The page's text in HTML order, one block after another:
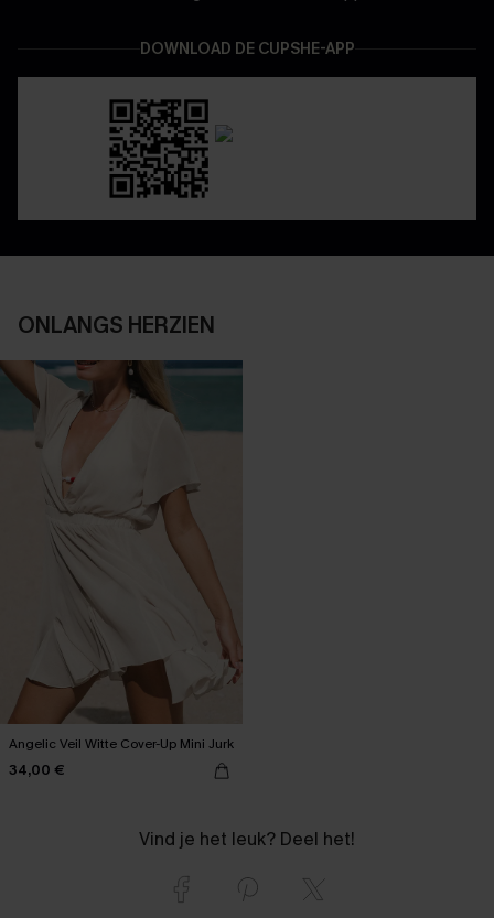
DOWNLOAD DE CUPSHE-APP
ONLANGS HERZIEN
Angelic Veil Witte Cover-Up Mini Jurk
34,00 €
Vind je het leuk? Deel het!